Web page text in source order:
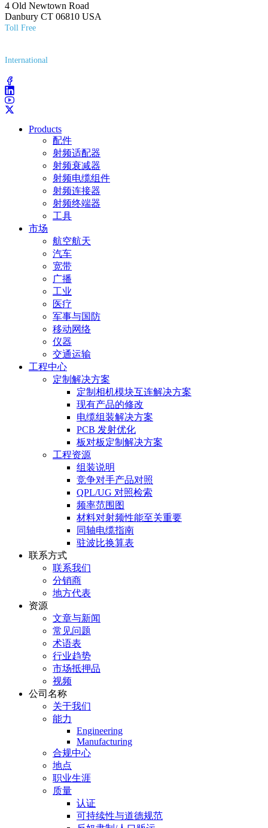
4 Old Newtown Road
Danbury CT 06810 USA
Toll Free
International
Products
配件
射频适配器
射频衰减器
射频电缆组件
射频连接器
射频终端器
工具
市场
航空航天
汽车
宽带
广播
工业
医疗
军事与国防
移动网络
仪器
交通运输
工程中心
定制解决方案
定制相机模块互连解决方案
现有产品的修改
电缆组装解决方案
PCB 发射优化
板对板定制解决方案
工程资源
组装说明
竞争对手产品对照
QPL/UG 对照检索
频率范围图
材料对射频性能至关重要
同轴电缆指南
驻波比换算表
联系方式
联系我们
分销商
地方代表
资源
文章与新闻
常见问题
术语表
行业趋势
市场抵押品
视频
公司名称
关于我们
能力
Engineering
Manufacturing
合规中心
地点
职业生涯
质量
认证
可持续性与道德规范